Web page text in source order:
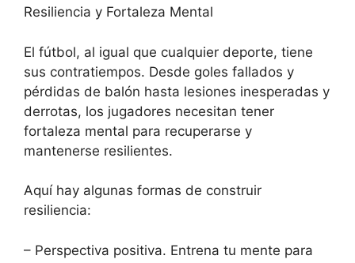
Resiliencia y Fortaleza Mental
El fútbol, al igual que cualquier deporte, tiene
sus contratiempos. Desde goles fallados y
pérdidas de balón hasta lesiones inesperadas y
derrotas, los jugadores necesitan tener
fortaleza mental para recuperarse y
mantenerse resilientes.
Aquí hay algunas formas de construir
resiliencia:
– Perspectiva positiva. Entrena tu mente para